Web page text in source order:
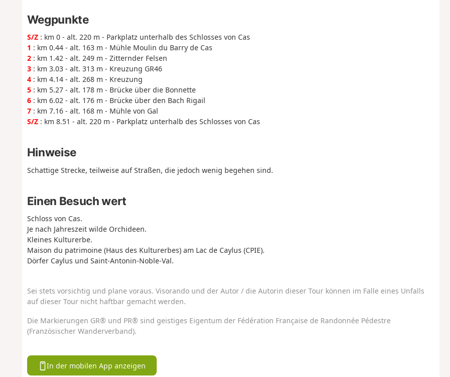
Wegpunkte
S/Z: km 0 - alt. 220 m - Parkplatz unterhalb des Schlosses von Cas
1 : km 0.44 - alt. 163 m - Mühle Moulin du Barry de Cas
2: km 1.42 - alt. 249 m - Zitternder Felsen
3: km 3.03 - alt. 313 m - Kreuzung GR46
4: km 4.14 - alt. 268 m - Kreuzung
5: km 5.27 - alt. 178 m - Brücke über die Bonnette
6: km 6.02 - alt. 176 m - Brücke über den Bach Rigail
7: km 7.16 - alt. 168 m - Mühle von Gal
S/Z: km 8.51 - alt. 220 m - Parkplatz unterhalb des Schlosses von Cas
Hinweise
Schattige Strecke, teilweise auf Straßen, die jedoch wenig begehen sind.
Einen Besuch wert
Schloss von Cas.
Je nach Jahreszeit wilde Orchideen.
Kleines Kulturerbe.
Maison du patrimoine (Haus des Kulturerbes) am Lac de Caylus (CPIE).
Dörfer Caylus und Saint-Antonin-Noble-Val.
Sei stets vorsichtig und plane voraus. Visorando und der Autor / die Autorin dieser Tour können im Falle eines Unfalls
auf dieser Tour nicht haftbar gemacht werden.
Die Markierungen GR® und PR® sind geistiges Eigentum der Fédération Française de Randonnée Pédestre
(Französischer Wanderverband).
In der mobilen App anzeigen